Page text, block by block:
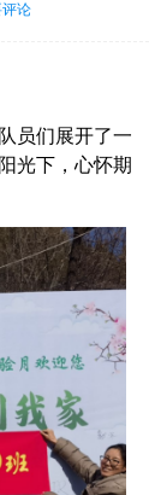
论
员们展开了一
光下，心怀期